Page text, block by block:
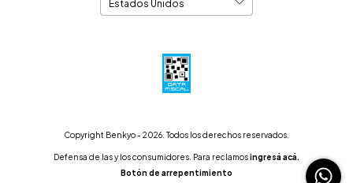
Copyright Benkyo - 2026. Todos los derechos reservados.
Defensa de las y los consumidores. Para reclamosingresá acá.
Botón de arrepentimiento